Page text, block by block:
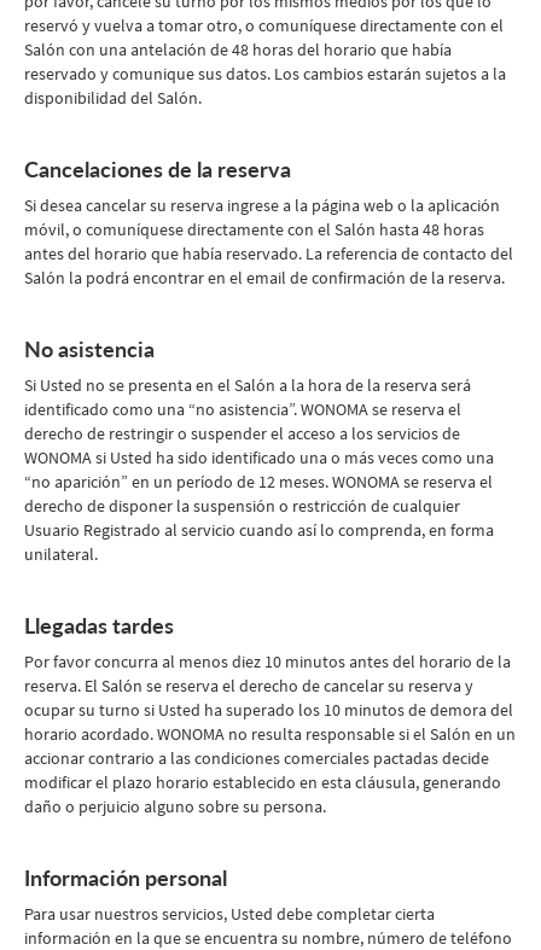
reservó y vuelva a tomar otro, o comuníquese directamente con el
Salón con una antelación de 48 horas del horario que había
reservado y comunique sus datos. Los cambios estarán sujetos a la
disponibilidad del Salón.
Cancelaciones de la reserva
Si desea cancelar su reserva ingrese a la página web o la aplicación
móvil, o comuníquese directamente con el Salón hasta 48 horas
antes del horario que había reservado. La referencia de contacto del
Salón la podrá encontrar en el email de confirmación de la reserva.
No asistencia
Si Usted no se presenta en el Salón a la hora de la reserva será
identificado como una “no asistencia”. WONOMA se reserva el
derecho de restringir o suspender el acceso a los servicios de
WONOMA si Usted ha sido identificado una o más veces como una
“no aparición” en un período de 12 meses. WONOMA se reserva el
derecho de disponer la suspensión o restricción de cualquier
Usuario Registrado al servicio cuando así lo comprenda, en forma
unilateral.
Llegadas tardes
Por favor concurra al menos diez 10 minutos antes del horario de la
reserva. El Salón se reserva el derecho de cancelar su reserva y
ocupar su turno si Usted ha superado los 10 minutos de demora del
horario acordado. WONOMA no resulta responsable si el Salón en un
accionar contrario a las condiciones comerciales pactadas decide
modificar el plazo horario establecido en esta cláusula, generando
daño o perjuicio alguno sobre su persona.
Información personal
Para usar nuestros servicios, Usted debe completar cierta
información en la que se encuentra su nombre, número de teléfono